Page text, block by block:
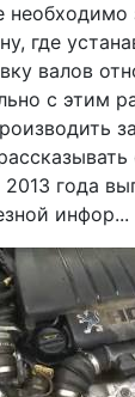
необходимо
где
валов
с этим
года
инфор...